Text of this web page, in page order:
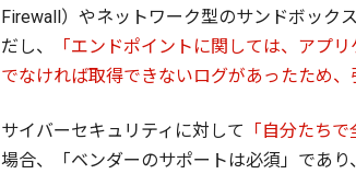
Firewall）やネットワーク型のサンドボック
だし、
「エンドポイントに関しては、アプ
でなければ取得できないログがあったため、
サイバーセキュリティに対して 「自分たち
場合、「ベンダーのサポートは必須」であ